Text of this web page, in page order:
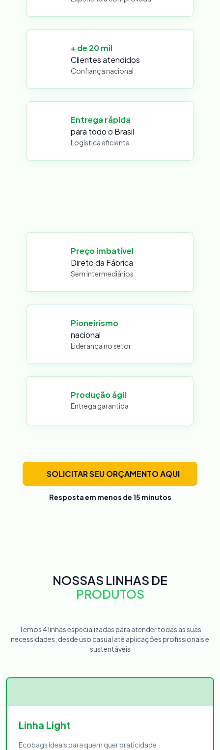
+ de 20 mil
Clientes atendidos
Confiança nacional
Entrega rápida
para todo o Brasil
Logística eficiente
Preço imbatível
Direto da Fábrica
Sem intermediários
Pioneirismo
nacional
Liderança no setor
Produção ágil
Entrega garantida
SOLICITAR SEU ORÇAMENTO AQUI
Resposta em menos de 15 minutos
NOSSAS LINHAS DE
PRODUTOS
Temos 4 linhas especializadas para atender todas as suas
necessidades, desde uso casual até aplicações profissionais e
sustentáveis
Linha Light
Ecobags ideais para quem quer praticidade